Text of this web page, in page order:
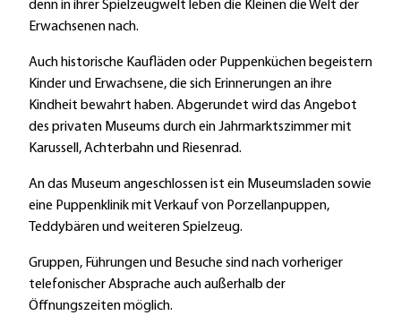
denn in ihrer Spielzeugwelt leben die Kleinen die Welt der
Erwachsenen nach.
Auch historische Kaufläden oder Puppenküchen begeistern
Kinder und Erwachsene, die sich Erinnerungen an ihre
Kindheit bewahrt haben. Abgerundet wird das Angebot
des privaten Museums durch ein Jahrmarktszimmer mit
Karussell, Achterbahn und Riesenrad.
An das Museum angeschlossen ist ein Museumsladen sowie
eine Puppenklinik mit Verkauf von Porzellanpuppen,
Teddybären und weiteren Spielzeug.
Gruppen, Führungen und Besuche sind nach vorheriger
telefonischer Absprache auch außerhalb der
Öffnungszeiten möglich.